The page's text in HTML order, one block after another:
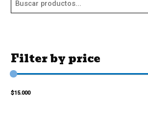
Filter by price
$15.000